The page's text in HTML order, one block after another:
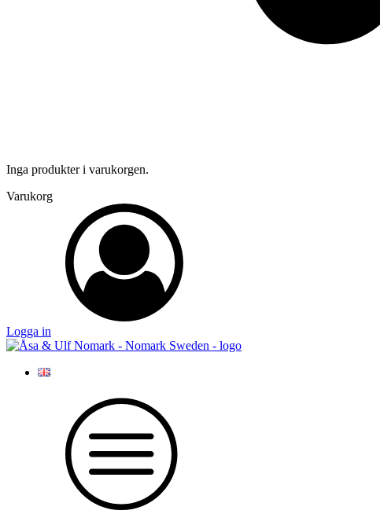
Inga produkter i varukorgen.
Varukorg
Logga in